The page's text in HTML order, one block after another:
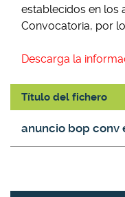
establecidos en los
Convocatoria, por
Descarga la
Título del fichero
anuncio bop conv